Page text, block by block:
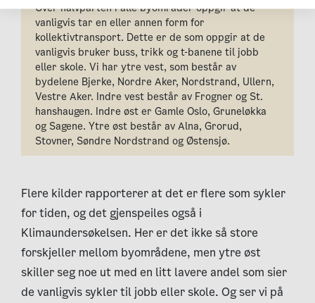
Over halvparten i alle byområder oppgir at de
vanligvis tar en eller annen form for
kollektivtransport. Dette er de som oppgir at de
vanligvis bruker buss, trikk og t-banene til jobb
eller skole. Vi har ytre vest, som består av
bydelene Bjerke, Nordre Aker, Nordstrand, Ullern,
Vestre Aker. Indre vest består av Frogner og St.
hanshaugen. Indre øst er Gamle Oslo, Gruneløkka
og Sagene. Ytre øst består av Alna, Grorud,
Stovner, Søndre Nordstrand og Østensjø.
Flere kilder rapporterer at det er flere som sykler
for tiden, og det gjenspeiles også i
Klimaundersøkelsen. Her er det ikke så store
forskjeller mellom byområdene, men ytre øst
skiller seg noe ut med en litt lavere andel som sier
de vanligvis sykler til jobb eller skole. Og ser vi på